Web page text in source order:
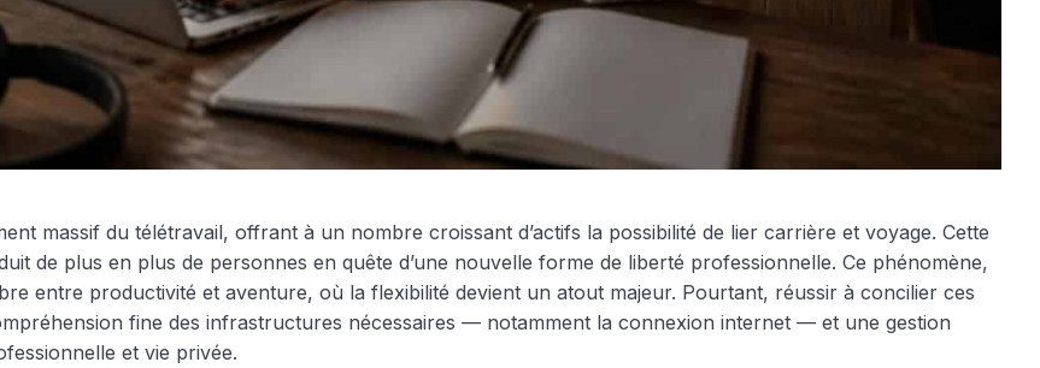
massif du télétravail, offrant à un nombre croissant d’actifs la possibilité de lier carrière et voyage. Cette
de plus en plus de personnes en quête d’une nouvelle forme de liberté professionnelle. Ce phénomène,
entre productivité et aventure, où la flexibilité devient un atout majeur. Pourtant, réussir à concilier ces
fine des infrastructures nécessaires — notamment la connexion internet — et une gestion
et vie privée.